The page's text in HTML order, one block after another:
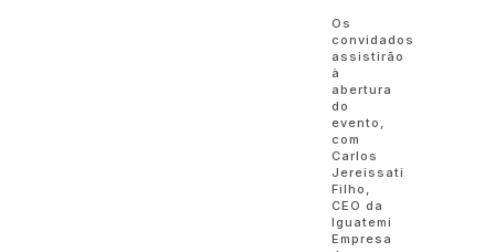
Os
convidados
assistirão
à
abertura
do
evento,
com
Carlos
Jereissati
Filho,
CEO da
Iguatemi
Empresa